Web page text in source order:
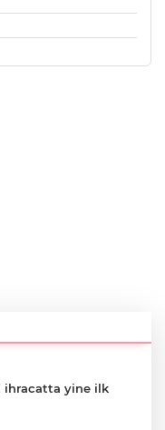
ihracatta yine ilk